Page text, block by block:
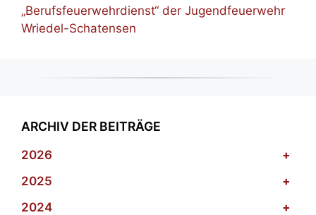
„Berufsfeuerwehrdienst“ der Jugendfeuerwehr
Wriedel-Schatensen
ARCHIV DER BEITRÄGE
2026
+
2025
+
2024
+